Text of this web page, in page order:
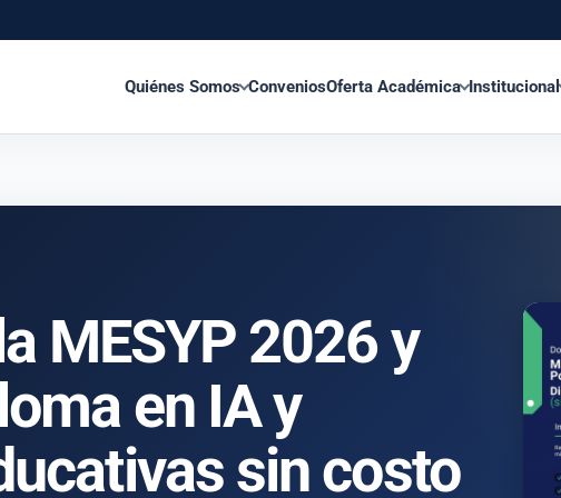
Quiénes Somos ConveniosOferta Académica Institucional
MESYP 2026 y
en IA y
sin costo